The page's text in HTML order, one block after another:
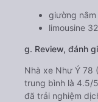
giường
limousine
g. Review, đánh
Nhà xe Như Ý 78
trung bình là 4.5/
đã trải nghiệm